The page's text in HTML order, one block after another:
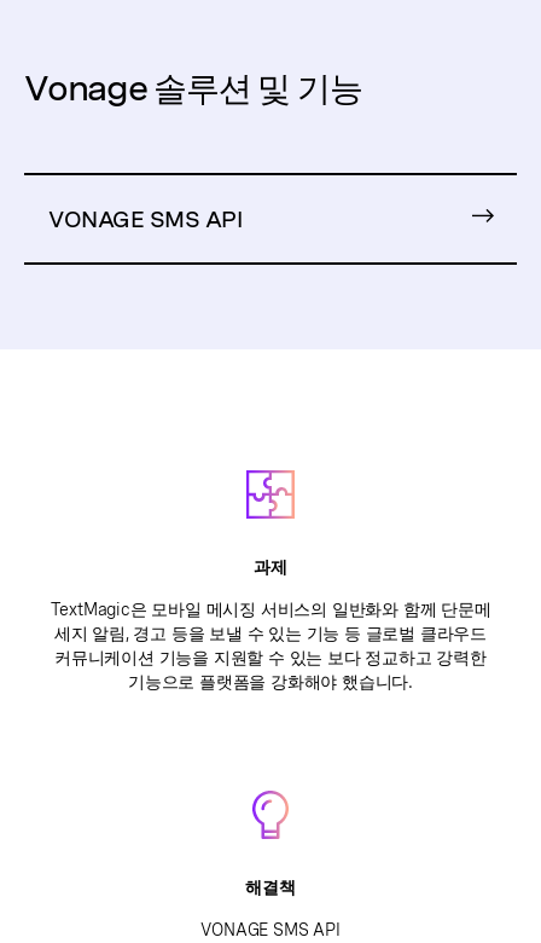
Vonage 솔루션 및 기능
VONAGE SMS API
과제
TextMagic은 모바일 메시징 서비스의 일반화와 함께 단문메
세지 알림, 경고 등을 보낼 수 있는 기능 등 글로벌 클라우드
커뮤니케이션 기능을 지원할 수 있는 보다 정교하고 강력한
기능으로 플랫폼을 강화해야 했습니다.
해결책
VONAGE SMS API